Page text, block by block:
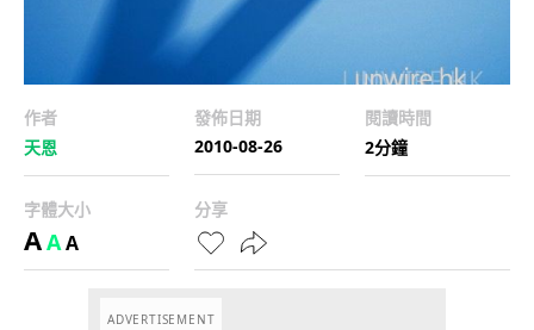
作者
天恩
發佈日期
2010-08-26
閱讀時間
2分鐘
字體大小
AAA
分享
ADVERTISEMENT